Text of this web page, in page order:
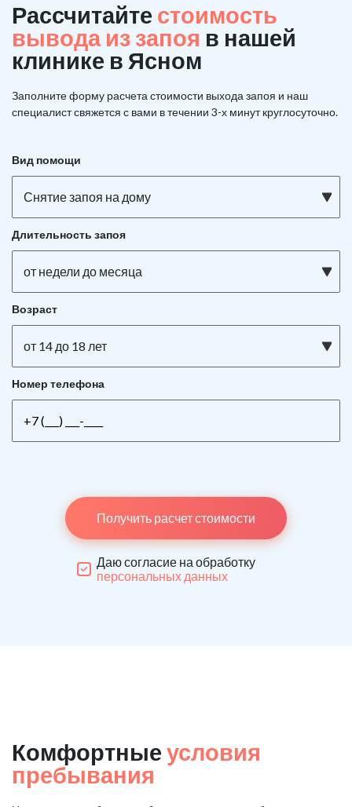
Рассчитайте стоимость
вывода из запоя в нашей
клинике в Ясном
Заполните форму расчета стоимости выхода запоя и наш
специалист свяжется с вами в течении 3-х минут круглосуточно.
Вид помощи
Снятие запоя на дому
Длительность запоя
от недели до месяца
Возраст
от 14 до 18 лет
Номер телефона
Получить расчет стоимости
Даю согласие на обработку
персональных данных
Комфортные условия
пребывания